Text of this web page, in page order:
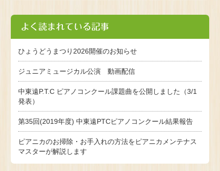
よく読まれている記事
ひょうどうまつり2026開催のお知らせ
ジュニアミュージカル公演 動画配信
中東遠P.T.C ピアノコンクール課題曲を公開しました（3/1
発表）
第35回(2019年度) 中東遠PTCピアノコンクール結果報告
ピアニカのお掃除・お手入れの方法をピアニカメンテナス
マスターが解説します